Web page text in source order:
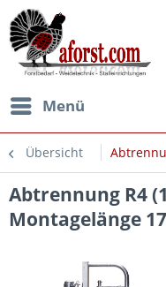
Menü
Übersicht
Abtrennung R4
Montagelänge